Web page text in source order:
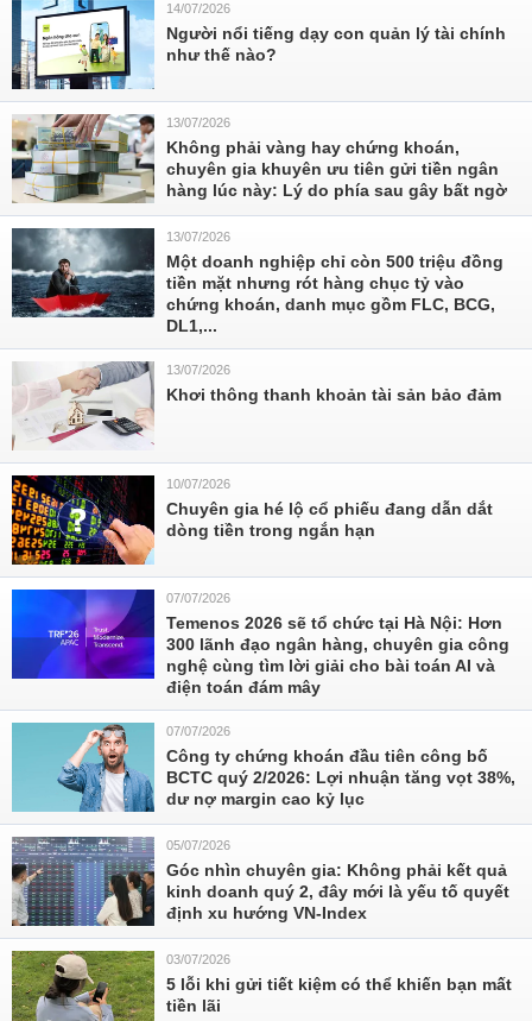
14/07/2026
Người nổi tiếng dạy con quản lý tài chính
như thế nào?
13/07/2026
Không phải vàng hay chứng khoán,
chuyên gia khuyên ưu tiên gửi tiền ngân
hàng lúc này: Lý do phía sau gây bất ngờ
13/07/2026
Một doanh nghiệp chỉ còn 500 triệu đồng
tiền mặt nhưng rót hàng chục tỷ vào
chứng khoán, danh mục gồm FLC, BCG,
DL1,...
13/07/2026
Khơi thông thanh khoản tài sản bảo đảm
10/07/2026
Chuyên gia hé lộ cổ phiếu đang dẫn dắt
dòng tiền trong ngắn hạn
07/07/2026
Temenos 2026 sẽ tổ chức tại Hà Nội: Hơn
300 lãnh đạo ngân hàng, chuyên gia công
nghệ cùng tìm lời giải cho bài toán AI và
điện toán đám mây
07/07/2026
Công ty chứng khoán đầu tiên công bố
BCTC quý 2/2026: Lợi nhuận tăng vọt 38%,
dư nợ margin cao kỷ lục
05/07/2026
Góc nhìn chuyên gia: Không phải kết quả
kinh doanh quý 2, đây mới là yếu tố quyết
định xu hướng VN-Index
03/07/2026
5 lỗi khi gửi tiết kiệm có thể khiến bạn mất
tiền lãi